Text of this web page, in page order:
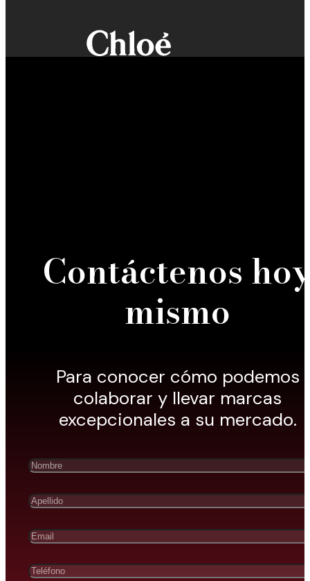
Contáctenos
mismo
Para conocer cómo podemos
colaborar y llevar marcas
excepcionales a su mercado.